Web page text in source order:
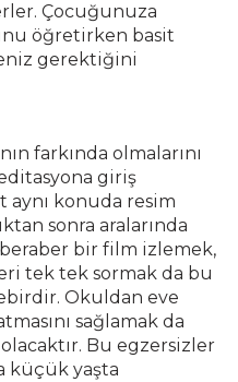
Çocuğunuza
öğretirken basit
gerektiğini
farkında olmalarını
giriş
aynı konuda resim
sonra aralarında
beraber bir film izlemek,
tek tek sormak da bu
Okuldan eve
sağlamak da
Bu egzersizler
küçük yaşta